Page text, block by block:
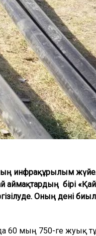
инфрақұрылым
аймақтардың бірі
Оның дені
мың 750-ге жуық